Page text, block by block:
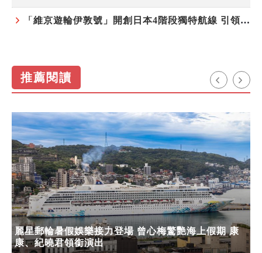
「維京遊輪伊敦號」開創日本4階段獨特航線 引領奢華旅遊新風尚
推薦閱讀
麗星郵輪暑假娛樂接力登場 曾心梅驚艷海上假期 康
康、紀曉君領銜演出